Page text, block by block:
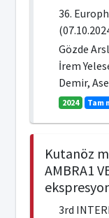
36.
Gözde
İrem
Demir,
2024 Tam
Kutanöz
AMBRA1
3rd